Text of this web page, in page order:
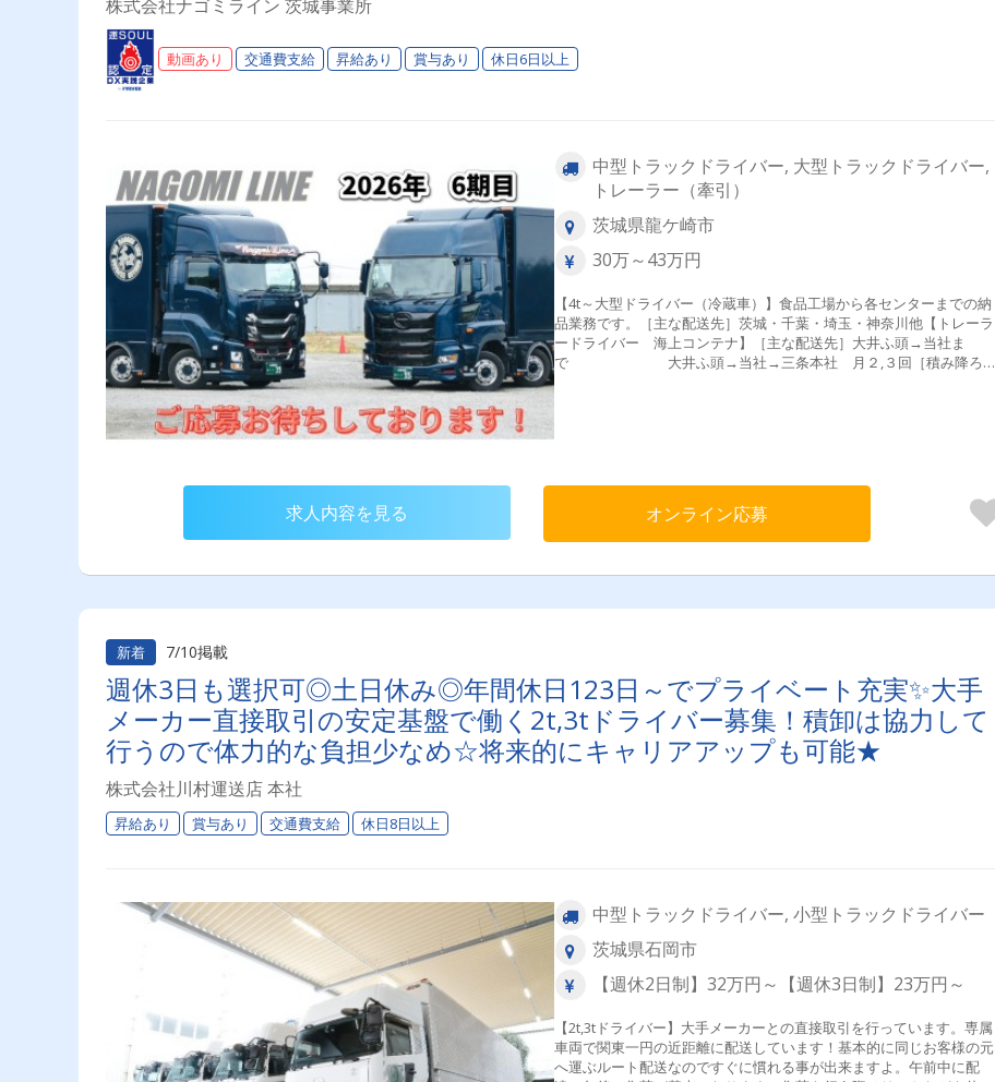
株式会社ナゴミライン 茨城事業所
動画あり 交通費支給 昇給あり 賞与あり 休日6日以上
中型トラックドライバー, 大型トラックドライバー,
トレーラー（牽引）
茨城県龍ケ崎市
30万～43万円
【4t～大型ドライバー（冷蔵車）】食品工場から各センターまでの納
品業務です。［主な配送先］茨城・千葉・埼玉・神奈川他【トレーラ
ードライバー 海上コンテナ】［主な配送先］大井ふ頭→当社ま
で 大井ふ頭→当社→三条本社 月２,３回［積み降ろし
方法］荷積み《パレット積み》/納品方法《※取引先による》【大型ド
ます。
求人内容を見る オンライン応募
新着 7/10掲載
週休3日も選択可◎土日休み◎年間休日123日～でプライベート充実✨大手
メーカー直接取引の安定基盤で働く2t,3tドライバー募集！積卸は協力して
行うので体力的な負担少なめ☆将来的にキャリアアップも可能★
株式会社川村運送店 本社
昇給あり 賞与あり 交通費支給 休日8日以上
中型トラックドライバー, 小型トラックドライバー
茨城県石岡市
【週休2日制】32万円～【週休3日制】23万円～
【2t,3tドライバー】大手メーカーとの直接取引を行っています。専属
車両で関東一円の近距離に配送しています！基本的に同じお客様の元
へ運ぶルート配送なのですぐに慣れる事が出来ますよ。午前中に配